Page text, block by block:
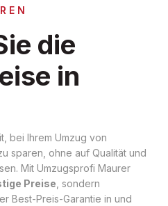
die
in
bei Ihrem Umzug von
sparen, ohne auf Qualität und
Mit Umzugsprofi Maurer
Preise , sondern
Best-Preis-Garantie in und